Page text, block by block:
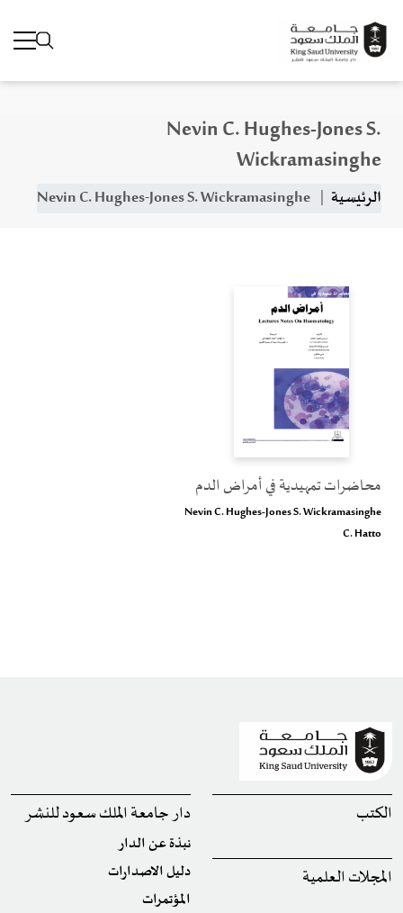
تجاوز إلى المحتوى الرئيسي
Nevin C. Hughes-Jones S.
Wickramasinghe
مسار التنقل
الرئيسية
محاضرات تمهيدية في أمراض الدم
Nevin C. Hughes-Jones S. Wickramasinghe
C. Hatto
الكتب
المجلات العلمية
دار جامعة الملك سعود للنشر
نبذة عن الدار
دليل الاصدارات
المؤتمرات